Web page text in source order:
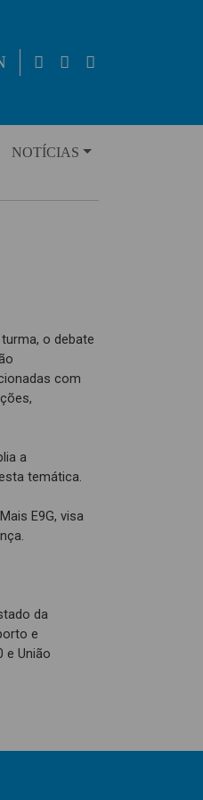
NOTÍCIAS
o debate
com
a
temática.
E9G, visa
da
e
e União